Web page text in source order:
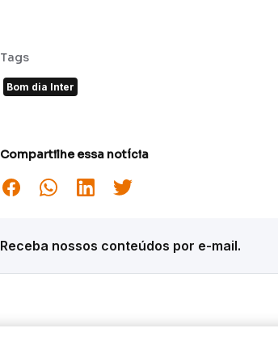
Tags
Bom dia Inter
Compartilhe essa notícia
Receba nossos conteúdos por e-mail.